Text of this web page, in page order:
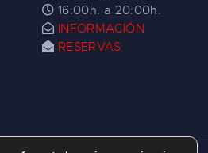
16:00h. a 20:00h.
INFORMACIÓN
RESERVAS